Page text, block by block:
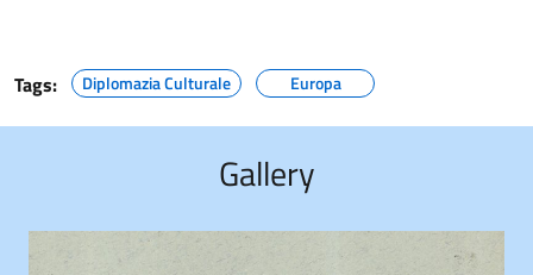
Tags: Diplomazia Culturale Europa
Gallery